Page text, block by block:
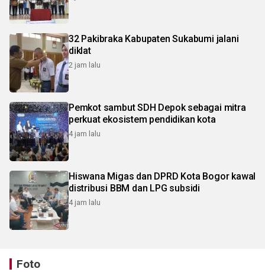
32 Pakibraka Kabupaten Sukabumi jalani
diklat
2 jam lalu
Pemkot sambut SDH Depok sebagai mitra
perkuat ekosistem pendidikan kota
4 jam lalu
Hiswana Migas dan DPRD Kota Bogor kawal
distribusi BBM dan LPG subsidi
4 jam lalu
Foto